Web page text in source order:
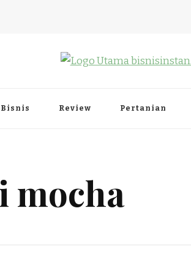
Bisnis Review Pertanian
mocha